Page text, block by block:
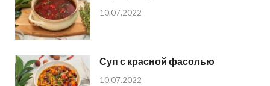
10.07.2022
Суп с красной фасолью
10.07.2022